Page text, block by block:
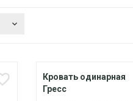
Кровать одинарная
Гресс